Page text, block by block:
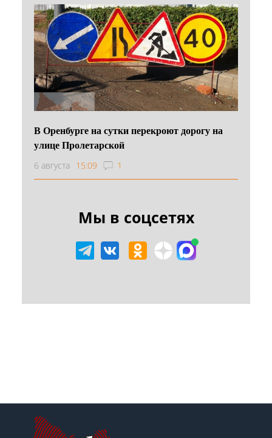
В Оренбурге на сутки перекроют дорогу на
улице Пролетарской
6 августа 15:09 1
Мы в соцсетях